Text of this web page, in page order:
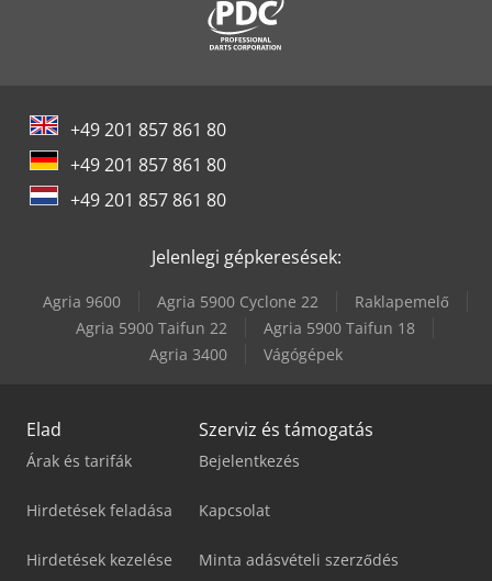
Tec Freetec
Tec Rotec
+49 201 857 861 80
+49 201 857 861 80
+49 201 857 861 80
Jelenlegi gépkeresések:
Agria 9600 Agria 5900 Cyclone 22
Raklapemelő
Agria 5900 Taifun 22
Agria 5900 Taifun 18
Agria 3400
Vágógépek
Elad
Árak és tarifák
Hirdetések feladása
Hirdetések kezelése
Szerviz és támogatás
Bejelentkezés
Kapcsolat
Minta adásvételi szerződés